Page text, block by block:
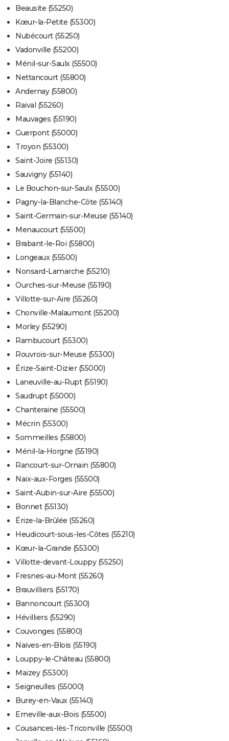
Beausite (55250)
Kœur-la-Petite (55300)
Nubécourt (55250)
Vadonville (55200)
Ménil-sur-Saulx (55500)
Nettancourt (55800)
Andernay (55800)
Raival (55260)
Mauvages (55190)
Guerpont (55000)
Troyon (55300)
Saint-Joire (55130)
Sauvigny (55140)
Le Bouchon-sur-Saulx (55500)
Pagny-la-Blanche-Côte (55140)
Saint-Germain-sur-Meuse (55140)
Menaucourt (55500)
Brabant-le-Roi (55800)
Longeaux (55500)
Nonsard-Lamarche (55210)
Ourches-sur-Meuse (55190)
Villotte-sur-Aire (55260)
Chonville-Malaumont (55200)
Morley (55290)
Rambucourt (55300)
Rouvrois-sur-Meuse (55300)
Érize-Saint-Dizier (55000)
Laneuville-au-Rupt (55190)
Saudrupt (55000)
Chanteraine (55500)
Mécrin (55300)
Sommeilles (55800)
Ménil-la-Horgne (55190)
Rancourt-sur-Ornain (55800)
Naix-aux-Forges (55500)
Saint-Aubin-sur-Aire (55500)
Bonnet (55130)
Érize-la-Brûlée (55260)
Heudicourt-sous-les-Côtes (55210)
Kœur-la-Grande (55300)
Villotte-devant-Louppy (55250)
Fresnes-au-Mont (55260)
Brauvilliers (55170)
Bannoncourt (55300)
Hévilliers (55290)
Couvonges (55800)
Naives-en-Blois (55190)
Louppy-le-Château (55800)
Maizey (55300)
Seigneulles (55000)
Burey-en-Vaux (55140)
Erneville-aux-Bois (55500)
Cousances-lès-Triconville (55500)